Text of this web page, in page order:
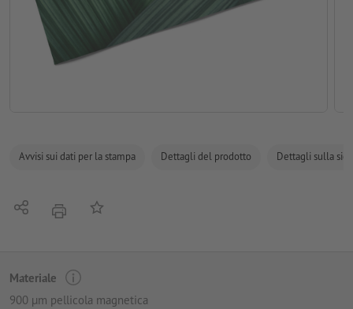
Avvisi sui dati per la stampa Dettagli del prodotto Dettagli sulla
Condividistamparealla lista preferiti
Materiale
900 µm pellicola magnetica